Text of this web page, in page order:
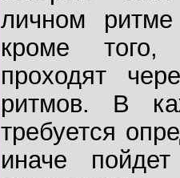
личном
кроме
проходят
ритмов. В
требуется
иначе